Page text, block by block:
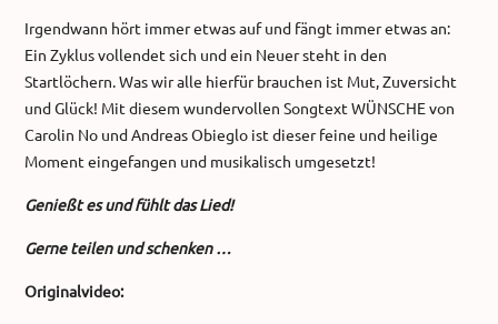
Irgendwann hört immer etwas auf und fängt immer etwas an:
Ein Zyklus vollendet sich und ein Neuer steht in den
Startlöchern. Was wir alle hierfür brauchen ist Mut, Zuversicht
und Glück! Mit diesem wundervollen Songtext WÜNSCHE von
Carolin No und Andreas Obieglo ist dieser feine und heilige
Moment eingefangen und musikalisch umgesetzt!
Genießt es und fühlt das Lied!
Gerne teilen und schenken …
Originalvideo: